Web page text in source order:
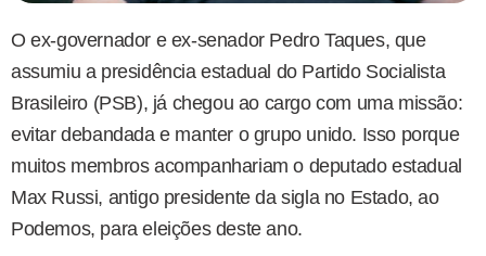
O ex-governador e ex-senador Pedro Taques, que
assumiu a presidência estadual do Partido Socialista
Brasileiro (PSB), já chegou ao cargo com uma missão:
evitar debandada e manter o grupo unido. Isso porque
muitos membros acompanhariam o deputado estadual
Max Russi, antigo presidente da sigla no Estado, ao
Podemos, para eleições deste ano.